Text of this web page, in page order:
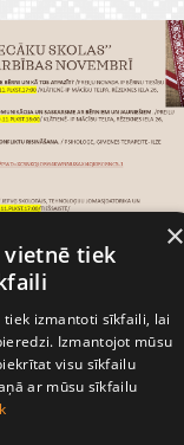
×
vietnē tiek
izmantoti sīkfaili, lai
Izmantojot mūsu
visu sīkfailu
ar mūsu sīkfailu